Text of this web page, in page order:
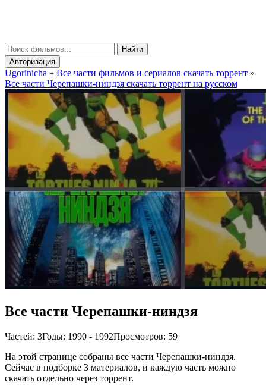
Найти
Авторизация
Ugorinicha » Все части фильмов и сериалов скачать торрент »
Все части Черепашки-ниндзя скачать торрент на русском
Все части Черепашки-ниндзя
Частей: 3Годы: 1990 - 1992Просмотров: 59
На этой странице собраны все части Черепашки-ниндзя.
Сейчас в подборке 3 материалов, и каждую часть можно
скачать отдельно через торрент.